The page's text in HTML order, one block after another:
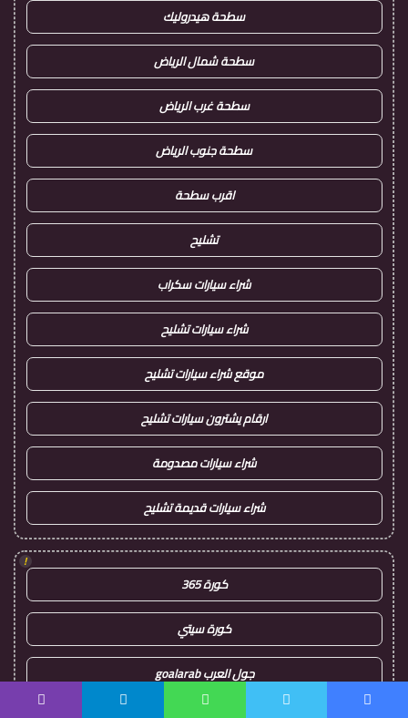
سطحة هيدروليك
سطحة شمال الرياض
سطحة غرب الرياض
سطحة جنوب الرياض
اقرب سطحة
تشليح
شراء سيارات سكراب
شراء سيارات تشليح
موقع شراء سيارات تشليح
ارقام يشترون سيارات تشليح
شراء سيارات مصدومة
شراء سيارات قديمة تشليح
!
كورة 365
كورة سيتي
جول العرب goalarab